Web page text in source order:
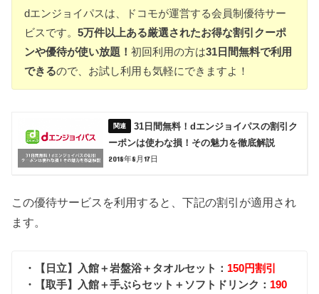
dエンジョイパスは、ドコモが運営する会員制優待サー
ビスです。5万件以上ある厳選されたお得な割引クーポ
ンや優待が使い放題！初回利用の方は31日間無料で利用
できるので、お試し利用も気軽にできますよ！
31日間無料！dエンジョイパスの割引ク
ーポンは使わな損！その魅力を徹底解説
2018年8月17日
この優待サービスを利用すると、下記の割引が適用され
ます。
・【日立】入館＋岩盤浴＋タオルセット： 150円割引
・【取手】入館＋手ぶらセット＋ソフトドリンク： 190